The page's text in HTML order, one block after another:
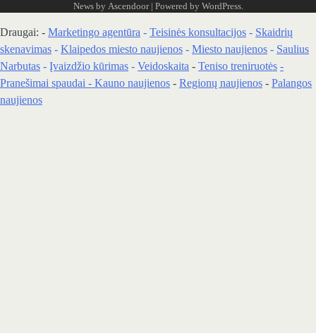
News by Ascendoor| Powered by WordPress.
Draugai: - Marketingo agentūra - Teisinės konsultacijos - Skaidrių
skenavimas - Klaipedos miesto naujienos - Miesto naujienos - Saulius
Narbutas - Įvaizdžio kūrimas - Veidoskaita - Teniso treniruotės -
Pranešimai spaudai - Kauno naujienos - Regionų naujienos - Palangos
naujienos